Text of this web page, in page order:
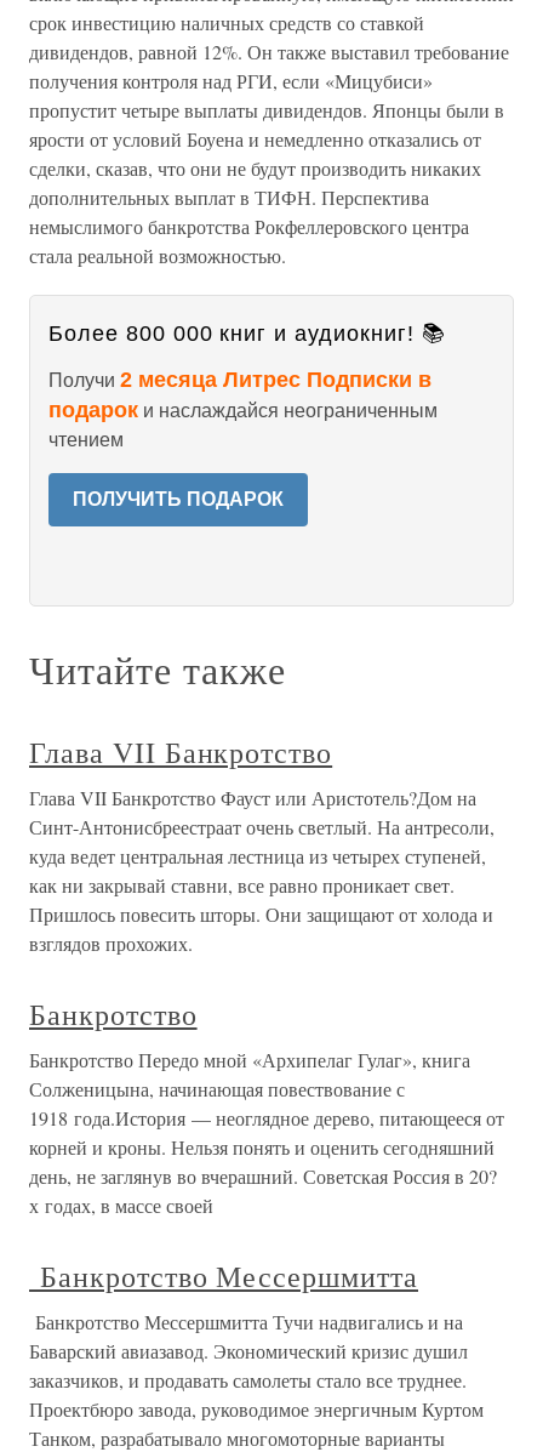
срок инвестицию наличных средств со ставкой
дивидендов, равной 12%. Он также выставил требование
получения контроля над РГИ, если «Мицубиси»
пропустит четыре выплаты дивидендов. Японцы были в
ярости от условий Боуена и немедленно отказались от
сделки, сказав, что они не будут производить никаких
дополнительных выплат в ТИФН. Перспектива
немыслимого банкротства Рокфеллеровского центра
стала реальной возможностью.
Более 800 000 книг и аудиокниг! 📚
Получи 2 месяца Литрес Подписки в
подарок и наслаждайся неограниченным
чтением
ПОЛУЧИТЬ ПОДАРОК
Читайте также
Глава VII Банкротство
Глава VII Банкротство Фауст или Аристотель?Дом на
Синт-Антонисбреестраат очень светлый. На антресоли,
куда ведет центральная лестница из четырех ступеней,
как ни закрывай ставни, все равно проникает свет.
Пришлось повесить шторы. Они защищают от холода и
взглядов прохожих.
Банкротство
Банкротство Передо мной «Архипелаг Гулаг», книга
Солженицына, начинающая повествование с
1918 года.История — неоглядное дерево, питающееся от
корней и кроны. Нельзя понять и оценить сегодняшний
день, не заглянув во вчерашний. Советская Россия в 20?
х годах, в массе своей
Банкротство Мессершмитта
Банкротство Мессершмитта Тучи надвигались и на
Баварский авиазавод. Экономический кризис душил
заказчиков, и продавать самолеты стало все труднее.
Проектбюро завода, руководимое энергичным Куртом
Танком, разрабатывало многомоторные варианты